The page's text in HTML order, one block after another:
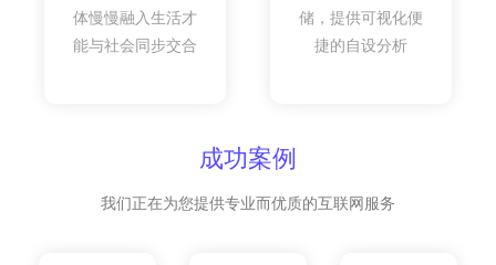
体慢慢融入生活才
能与社会同步交合
储，提供可视化便
捷的自设分析
成功案例
我们正在为您提供专业而优质的互联网服务